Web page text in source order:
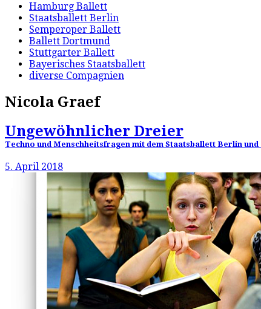
Hamburg Ballett
Staatsballett Berlin
Semperoper Ballett
Ballett Dortmund
Stuttgarter Ballett
Bayerisches Staatsballett
diverse Compagnien
Nicola Graef
Ungewöhnlicher Dreier
Techno und Menschheitsfragen mit dem Staatsballett Berlin
5. April 2018